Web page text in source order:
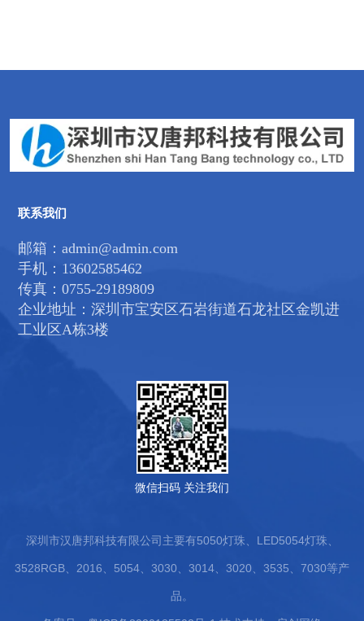
联系我们
邮箱：admin@admin.com
手机：13602585462
传真：0755-29189809
企业地址：深圳市宝安区石岩街道石龙社区金凯进
工业区A栋3楼
微信扫码 关注我们
深圳市汉唐邦科技有限公司主要有5050灯珠、LED5054灯珠、
3528RGB、2016、5054、3030、3014、3020、3535、7030等产
品。